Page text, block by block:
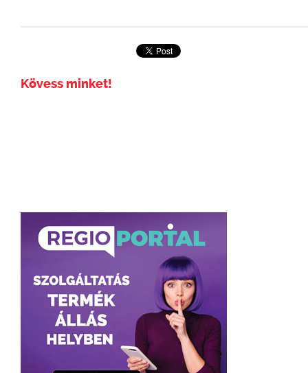
Kövess minket!